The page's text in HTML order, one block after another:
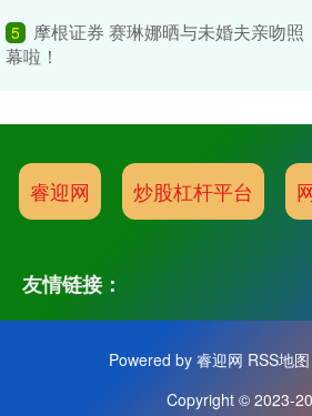
5
摩根证券 赛琳娜晒与未婚夫亲吻
幕啦！
睿迎网 炒股杠杆平台
友情链接：
Powered by 睿迎网 RSS地图
Copyright © 2023-